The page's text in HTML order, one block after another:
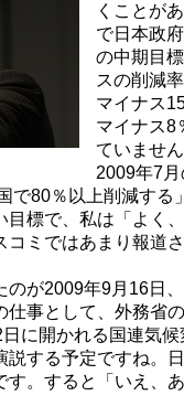
くことが
で日本政
の中期目
スの削減
マイナス
マイナス8
ていませ
2009年7
で80％以上削減する
標で、私は「よく
コミではあまり報道
が2009年9月16日
事として、外務省
に開かれる国連気
する予定ですね。
。すると「いえ、